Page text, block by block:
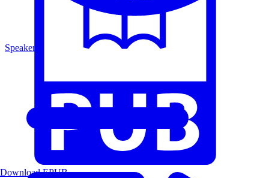
Speakers
Download EPUB